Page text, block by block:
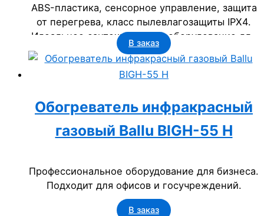
ABS-пластика, сенсорное управление, защита
от перегрева, класс пылевлагозащиты IPX4.
Идеальное сантехническое оборудование для
бизнеса: офисов, гостиниц, государственных
учреждений.
В заказ
Обогреватель инфракрасный
газовый Ballu BIGH-55 H
Профессиональное оборудование для бизнеса.
Подходит для офисов и госучреждений.
В заказ